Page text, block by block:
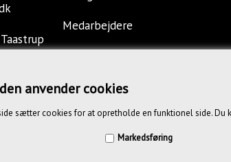
anvender cookies
sætter cookies for at opretholde en funktionel side. Du
Markedsføring
Medarbejdere
Kontakt os
Blog